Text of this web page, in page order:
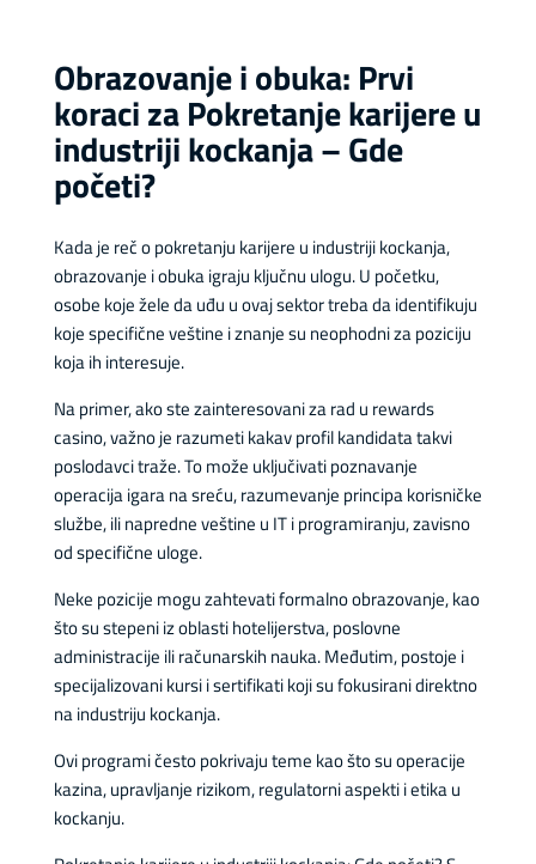
Obrazovanje i obuka: Prvi
koraci za Pokretanje karijere u
industriji kockanja – Gde
početi?
Kada je reč o pokretanju karijere u industriji kockanja,
obrazovanje i obuka igraju ključnu ulogu. U početku,
osobe koje žele da uđu u ovaj sektor treba da identifikuju
koje specifične veštine i znanje su neophodni za poziciju
koja ih interesuje.
Na primer, ako ste zainteresovani za rad u rewards
casino, važno je razumeti kakav profil kandidata takvi
poslodavci traže. To može uključivati poznavanje
operacija igara na sreću, razumevanje principa korisničke
službe, ili napredne veštine u IT i programiranju, zavisno
od specifične uloge.
Neke pozicije mogu zahtevati formalno obrazovanje, kao
što su stepeni iz oblasti hotelijerstva, poslovne
administracije ili računarskih nauka. Međutim, postoje i
specijalizovani kursi i sertifikati koji su fokusirani direktno
na industriju kockanja.
Ovi programi često pokrivaju teme kao što su operacije
kazina, upravljanje rizikom, regulatorni aspekti i etika u
kockanju.